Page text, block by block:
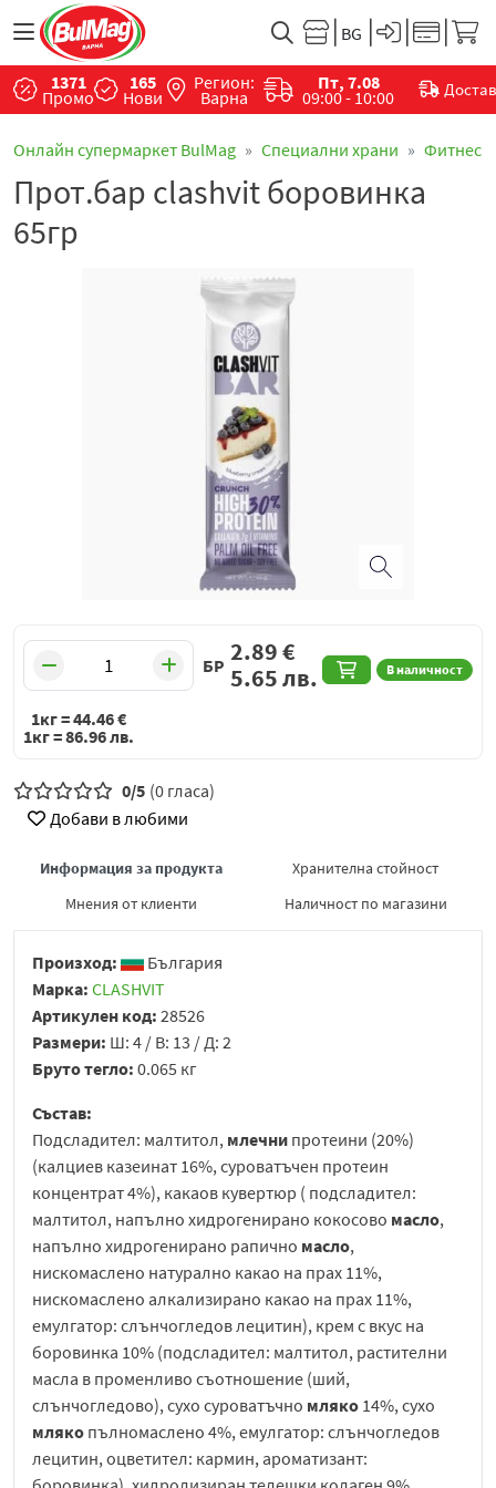
1371
Промо
165
Нови
Регион:
Варна
Пт, 7.08
09:00 - 10:00
Онлайн супермаркет BulMag Специални храни Фитнес
Прот.бар clashvit боровинка
65гр
БР В наличност
2.89€
5.65лв.
1кг =44.46€
1кг =86.96лв.
0/5 (0 гласа)
Добави в любими
Информация за продукта
Хранителна стойност
Мнения от клиенти
Наличност по магазини
Произход:
България
Марка: CLASHVIT
Артикулен код: 28526
Размери: Ш: 4 / В: 13 / Д: 2
Бруто тегло: 0.065 кг
Състав:
Подсладител: малтитол, млечни протеини (20%)
(калциев казеинат 16%, суроватъчен протеин
концентрат 4%), какаов кувертюр ( подсладител:
малтитол, напълно хидрогенирано кокосово масло,
напълно хидрогенирано рапично масло,
нискомаслено натурално какао на прах 11%,
нискомаслено алкализирано какао на прах 11%,
емулгатор: слънчогледов лецитин), крем с вкус на
боровинка 10% (подсладител: малтитол, растителни
масла в променливо съотношение (ший,
слънчогледово), сухо суроватъчно мляко 14%, сухо
мляко пълномаслено 4%, емулгатор: слънчогледов
лецитин, оцветител: кармин, ароматизант: